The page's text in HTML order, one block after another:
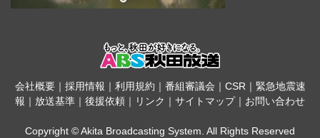
会社概要｜ 採用情報 ｜ 利用規約 ｜ 番組審議会 ｜ CSR｜ 緊急地震速
報 ｜ 放送基準 ｜ 後援依頼 ｜ リンク ｜ サイトマップ｜ お問い合わせ
Copyright © Akita Broadcasting System. All Rights Reserved